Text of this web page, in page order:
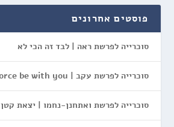
פוסטים אחרונים
סוכרייה לפרשת ראה | לבד זה הכי לא
סוכרייה לפרשת עקב | May the Force be with you
סוכרייה לפרשת ואתחנן-נחמו | יצאת קטן